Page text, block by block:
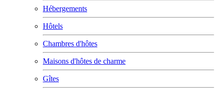
Hébergements
Hôtels
Chambres d'hôtes
Maisons d'hôtes de charme
Gîtes